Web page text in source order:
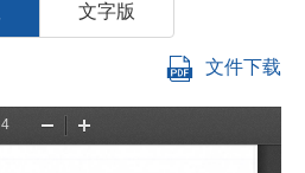
文字版
文件下载